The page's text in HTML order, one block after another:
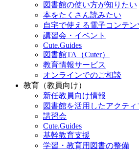
図書館の使い方が知りたい
本をたくさん読みたい
自宅で使える電子コンテン
講習会・イベント
Cute.Guides
図書館TA（Cuter）
教育情報サービス
オンラインでのご相談
教育（教員向け）
新任教員向け情報
図書館を活用したアクテ
講習会
Cute.Guides
基幹教育支援
学習・教育用図書の整備